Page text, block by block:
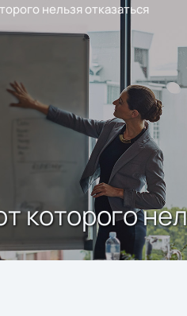
нельзя отказаться
которого